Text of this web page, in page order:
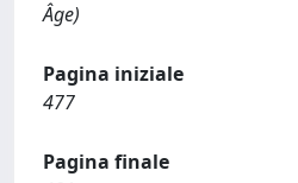
Âge)
Pagina iniziale
477
Pagina finale